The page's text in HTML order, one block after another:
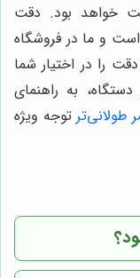
خواهد بود. دقت
و ما در فروشگاه
را در اختیار شما
به راهنمای
توجه ویژه